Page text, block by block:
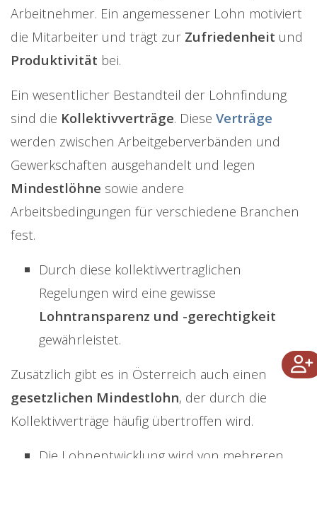
Arbeitnehmer. Ein angemessener Lohn motiviert
die Mitarbeiter und trägt zur Zufriedenheit und
Produktivität bei.
Ein wesentlicher Bestandteil der Lohnfindung
sind die Kollektivverträge. Diese Verträge
werden zwischen Arbeitgeberverbänden und
Gewerkschaften ausgehandelt und legen
Mindestlöhne sowie andere
Arbeitsbedingungen für verschiedene Branchen
fest.
Durch diese kollektivvertraglichen
Regelungen wird eine gewisse
Lohntransparenz und -gerechtigkeit
gewährleistet.
Zusätzlich gibt es in Österreich auch einen
gesetzlichen Mindestlohn, der durch die
Kollektivverträge häufig übertroffen wird.
Die Lohnentwicklung wird von mehreren